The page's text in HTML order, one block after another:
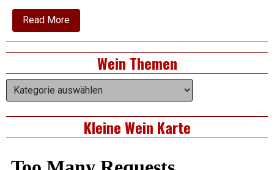
Read Moreabout
2019
La
Mythique
Right
Asides
Wein Themen
Wein
Themen
Kleine Wein Karte